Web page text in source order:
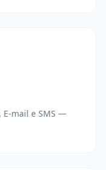
E-mail e SMS —